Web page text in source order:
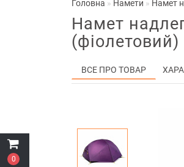
0
Головна Намети Намет
Намет
(фіолетовий)
ВСЕ ПРО ТОВАР